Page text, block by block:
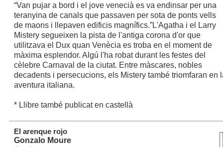
“Van pujar a bord i el jove venecià es va endinsar per una
teranyina de canals que passaven per sota de ponts vells
de maons i llepaven edificis magnífics.”L'Agatha i el Larry
Mistery segueixen la pista de l'antiga corona d'or que
utilitzava el Dux quan Venècia es troba en el moment de
màxima esplendor. Algú l'ha robat durant les festes del
cèlebre Carnaval de la ciutat. Entre màscares, nobles
decadents i persecucions, els Mistery també triomfaran en
aventura italiana.
* Llibre també publicat en castellà
El arenque rojo
Gonzalo Moure